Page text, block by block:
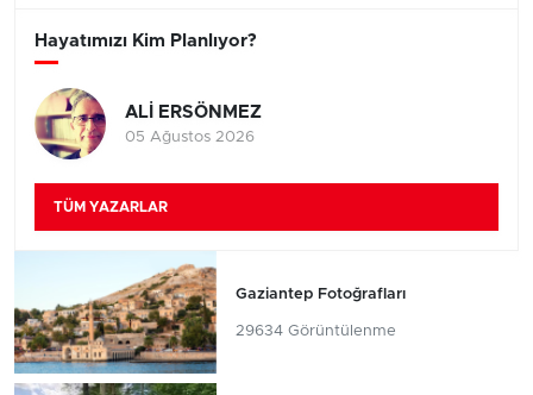
Hayatımızı Kim Planlıyor?
ALİ ERSÖNMEZ
05 Ağustos 2026
TÜM YAZARLAR
Gaziantep Fotoğrafları
29634 Görüntülenme